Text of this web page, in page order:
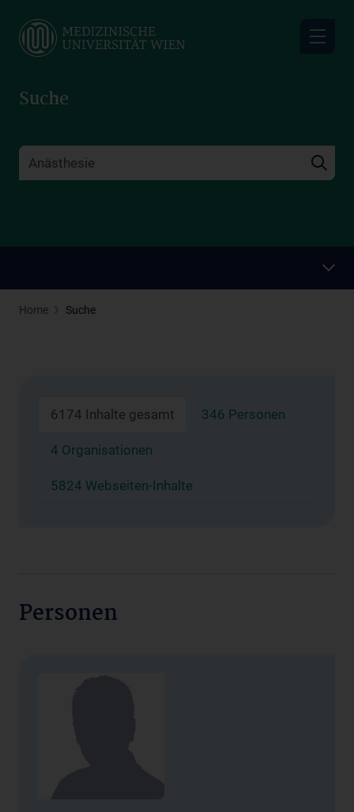
main
Suche
Home Suche
6174 Inhalte gesamt 346 Personen
4 Organisationen
5824 Webseiten-Inhalte
Personen